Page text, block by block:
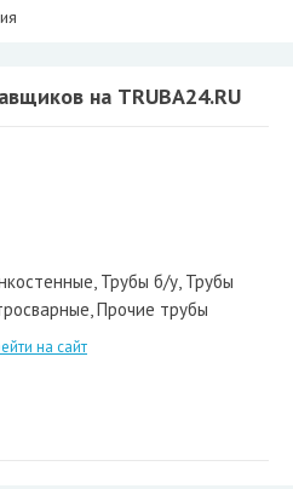
на TRUBA24.RU
Трубы б/у, Трубы
Прочие трубы
на сайт